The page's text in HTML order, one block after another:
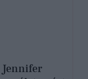
Jennifer